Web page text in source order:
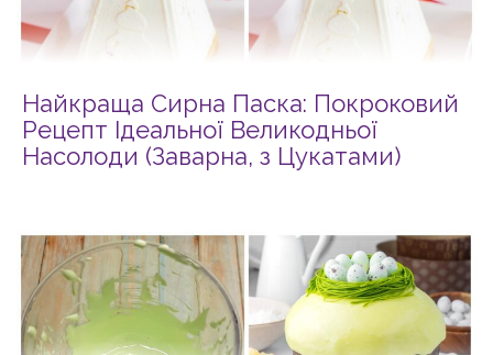
Найкраща Сирна Паска: Покроковий
Рецепт Ідеальної Великодньої
Насолоди (Заварна, з Цукатами)